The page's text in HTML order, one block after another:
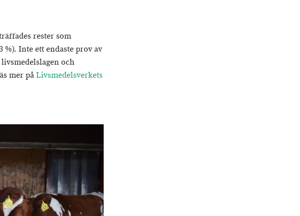
rester som
%). Inte ett endaste prov av
och
mer påLivsmedelsverkets